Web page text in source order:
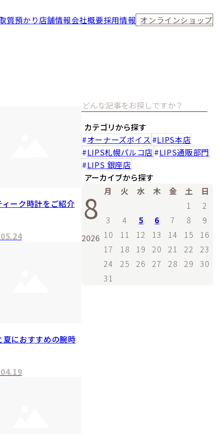
質預かり 店舗情報会社概要採用情報 オンラインショップ
ィーク時計をご紹介
夏におすすめの腕時
カテゴリから探す
オーナーズボイス
LIPS本店
LIPS札幌パルコ店
LIPS通販部門
LIPS 銀座店
アーカイブから探す
8
2026
月 火 水 木 金 土
日
1
2
3
4 5 6 7 8
9
10
11 12 13 14 15
16
17
18 19 20 21 22
23
24
25 26 27 28 29
30
31